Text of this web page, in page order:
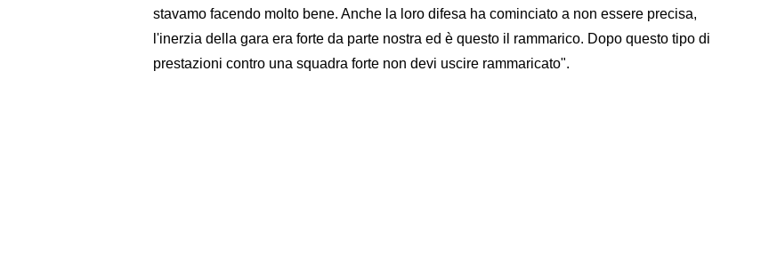
stavamo facendo molto bene. Anche la loro difesa ha cominciato a non essere precisa,
l'inerzia della gara era forte da parte nostra ed è questo il rammarico. Dopo questo tipo di
prestazioni contro una squadra forte non devi uscire rammaricato".